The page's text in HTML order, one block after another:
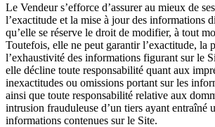
Le Vendeur s’efforce d’assurer au mieux de
l’exactitude et la mise à jour des informations
qu’elle se réserve le droit de modifier, à tout
Toutefois, elle ne peut garantir l’exactitude, la
l’exhaustivité des informations figurant sur le
elle décline toute responsabilité quant aux
inexactitudes ou omissions portant sur les
ainsi que toute responsabilité relative aux
intrusion frauduleuse d’un tiers ayant entraîné
informations contenues sur le Site.